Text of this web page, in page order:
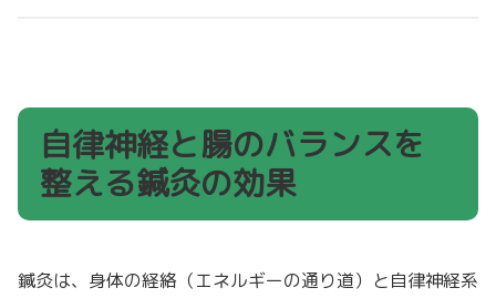
自律神経と腸のバランスを
整える鍼灸の効果
鍼灸は、身体の経絡（エネルギーの通り道）と自律神経系